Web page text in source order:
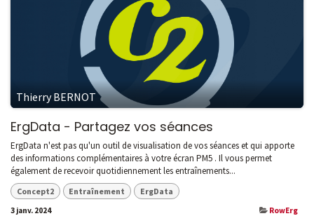
Thierry BERNOT
ErgData - Partagez vos séances
ErgData n'est pas qu'un outil de visualisation de vos séances et qui apporte
des informations complémentaires à votre écran PM5 . Il vous permet
également de recevoir quotidiennement les entraînements...
Concept2 Entraînement ErgData
3 janv. 2024 RowErg